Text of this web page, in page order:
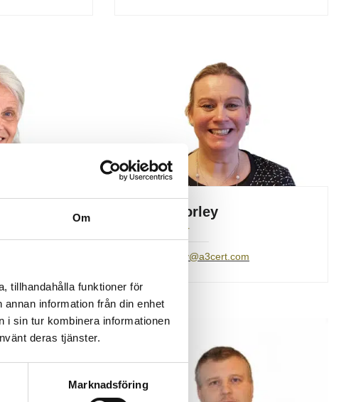
Om
tillhandahålla funktioner för
information från din enhet
i sin tur kombinera informationen
deras tjänster.
Marknadsföring
Anne Morley
Lead Auditor
anne.morley@a3cert.com